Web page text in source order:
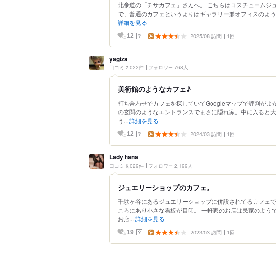
北参道の「チサカフェ」さんへ。 こちらはコスチュームジ
で、普通のカフェというよりはギャラリー兼オフィスのよ
詳細を見る
12 ？ 2025/08 訪問 1回
yagiza
口コミ 2,022件 フォロワー 768人
美術館のようなカフェ♪
打ち合わせでカフェを探していてGoogleマップで評判がよ
の玄関のようなエントランスでまさに隠れ家。中に入ると
う... 詳細を見る
12 ？ 2024/03 訪問 1回
Lady hana
口コミ 6,029件 フォロワー 2,199人
ジュエリーショップのカフェ。
千駄ヶ谷にあるジュエリーショップに併設されてるカフェ
ころにあり小さな看板が目印。 一軒家のお店は民家のよう
お店... 詳細を見る
19 ？ 2023/03 訪問 1回